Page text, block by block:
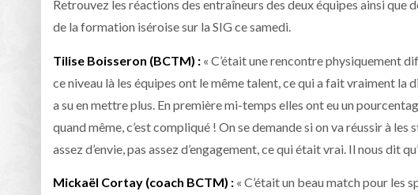
Retrouvez les réactions des entraîneurs des deux équipes ainsi que
de la formation iséroise sur la SIG ce samedi.
Tilise Boisseron (BCTM) : « C’était une rencontre physiquement
ce niveau là les équipes ont le même talent, ce qui a fait vraiment la
a su en mettre plus. En première mi-temps elles ont eu un
quand même, c’est compliqué ! On se demande si on va réussir à
assez d’envie, pas assez d’engagement, ce qui était vrai. Il nous dit
Mickaël Cortay (coach BCTM) : « C’était un beau match pour